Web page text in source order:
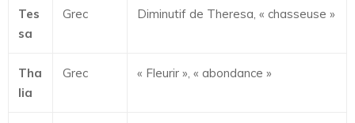
Tes
sa
Grec Diminutif de Theresa, « chasseuse »
Tha
lia
Grec « Fleurir », « abondance »